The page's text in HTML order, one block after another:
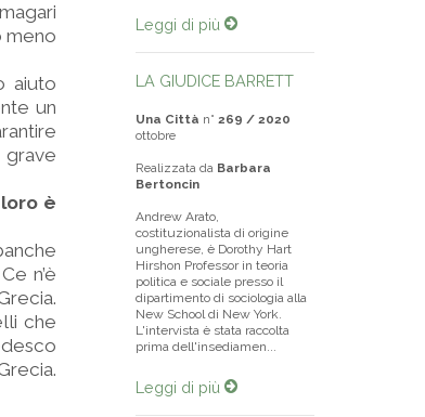
meno
aiuto
un
è
n’è
che
Leggi di più
LA GIUDICE BARRETT
Una Città n° 269 / 2020
ottobre
Realizzata da Barbara
Bertoncin
Andrew Arato,
costituzionalista di origine
ungherese, è Dorothy Hart
Hirshon Professor in teoria
politica e sociale presso il
dipartimento di sociologia alla
New School di New York.
L'intervista è stata raccolta
prima dell'insediamen...
Leggi di più